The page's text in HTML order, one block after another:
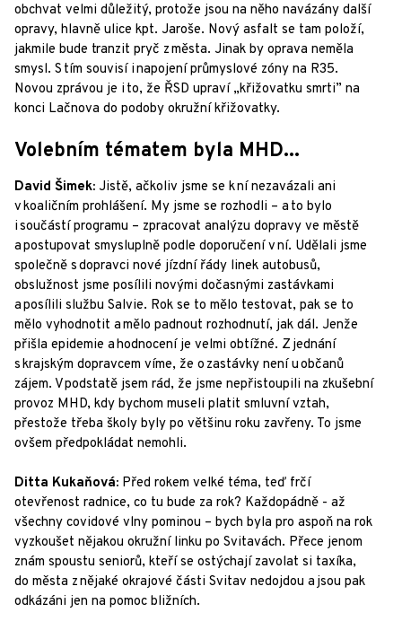
obchvat velmi důležitý, protože jsou na něho navázány další
opravy, hlavně ulice kpt. Jaroše. Nový asfalt se tam položí,
jakmile bude tranzit pryč z města. Jinak by oprava neměla
smysl. S tím souvisí i napojení průmyslové zóny na R35.
Novou zprávou je i to, že ŘSD upraví „křižovatku smrti” na
konci Lačnova do podoby okružní křižovatky.
Volebním tématem byla MHD...
David Šimek: Jistě, ačkoliv jsme se k ní nezavázali ani
v koaličním prohlášení. My jsme se rozhodli – a to bylo
i součástí programu – zpracovat analýzu dopravy ve městě
a postupovat smysluplně podle doporučení v ní. Udělali jsme
společně s dopravci nové jízdní řády linek autobusů,
obslužnost jsme posílili novými dočasnými zastávkami
a posílili službu Salvie. Rok se to mělo testovat, pak se to
mělo vyhodnotit a mělo padnout rozhodnutí, jak dál. Jenže
přišla epidemie a hodnocení je velmi obtížné. Z jednání
s krajským dopravcem víme, že o zastávky není u občanů
zájem. V podstatě jsem rád, že jsme nepřistoupili na zkušební
provoz MHD, kdy bychom museli platit smluvní vztah,
přestože třeba školy byly po většinu roku zavřeny. To jsme
ovšem předpokládat nemohli.
Ditta Kukaňová: Před rokem velké téma, teď frčí
otevřenost radnice, co tu bude za rok? Každopádně - až
všechny covidové vlny pominou – bych byla pro aspoň na rok
vyzkoušet nějakou okružní linku po Svitavách. Přece jenom
znám spoustu seniorů, kteří se ostýchají zavolat si taxíka,
do města z nějaké okrajové části Svitav nedojdou a jsou pak
odkázáni jen na pomoc bližních.